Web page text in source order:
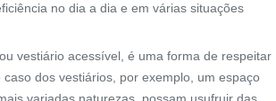
no dia a dia e em várias situações
ou vestiário acessível, é uma forma de respeitar
dos vestiários, por exemplo, um espaço